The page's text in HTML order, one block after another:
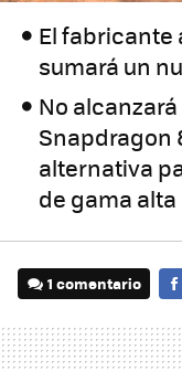
El fabricante
sumará un
No
Snapdragon
alternativa
de gama alta
1 comentario